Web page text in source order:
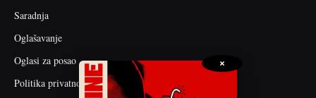
Saradnja
Oglašavanje
Oglasi za posao
Politika privatnosti
×